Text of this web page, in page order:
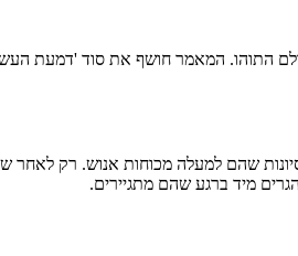
התוהו. המאמר חושף את סוד 'דמעת
שהם למעלה מכוחות אנוש. רק
מיד ברגע שהם מתגיירים.